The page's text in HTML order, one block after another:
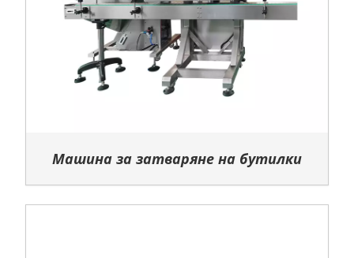
Машина за затваряне на бутилки